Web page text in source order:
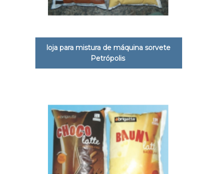
loja para mistura de máquina sorvete
Petrópolis